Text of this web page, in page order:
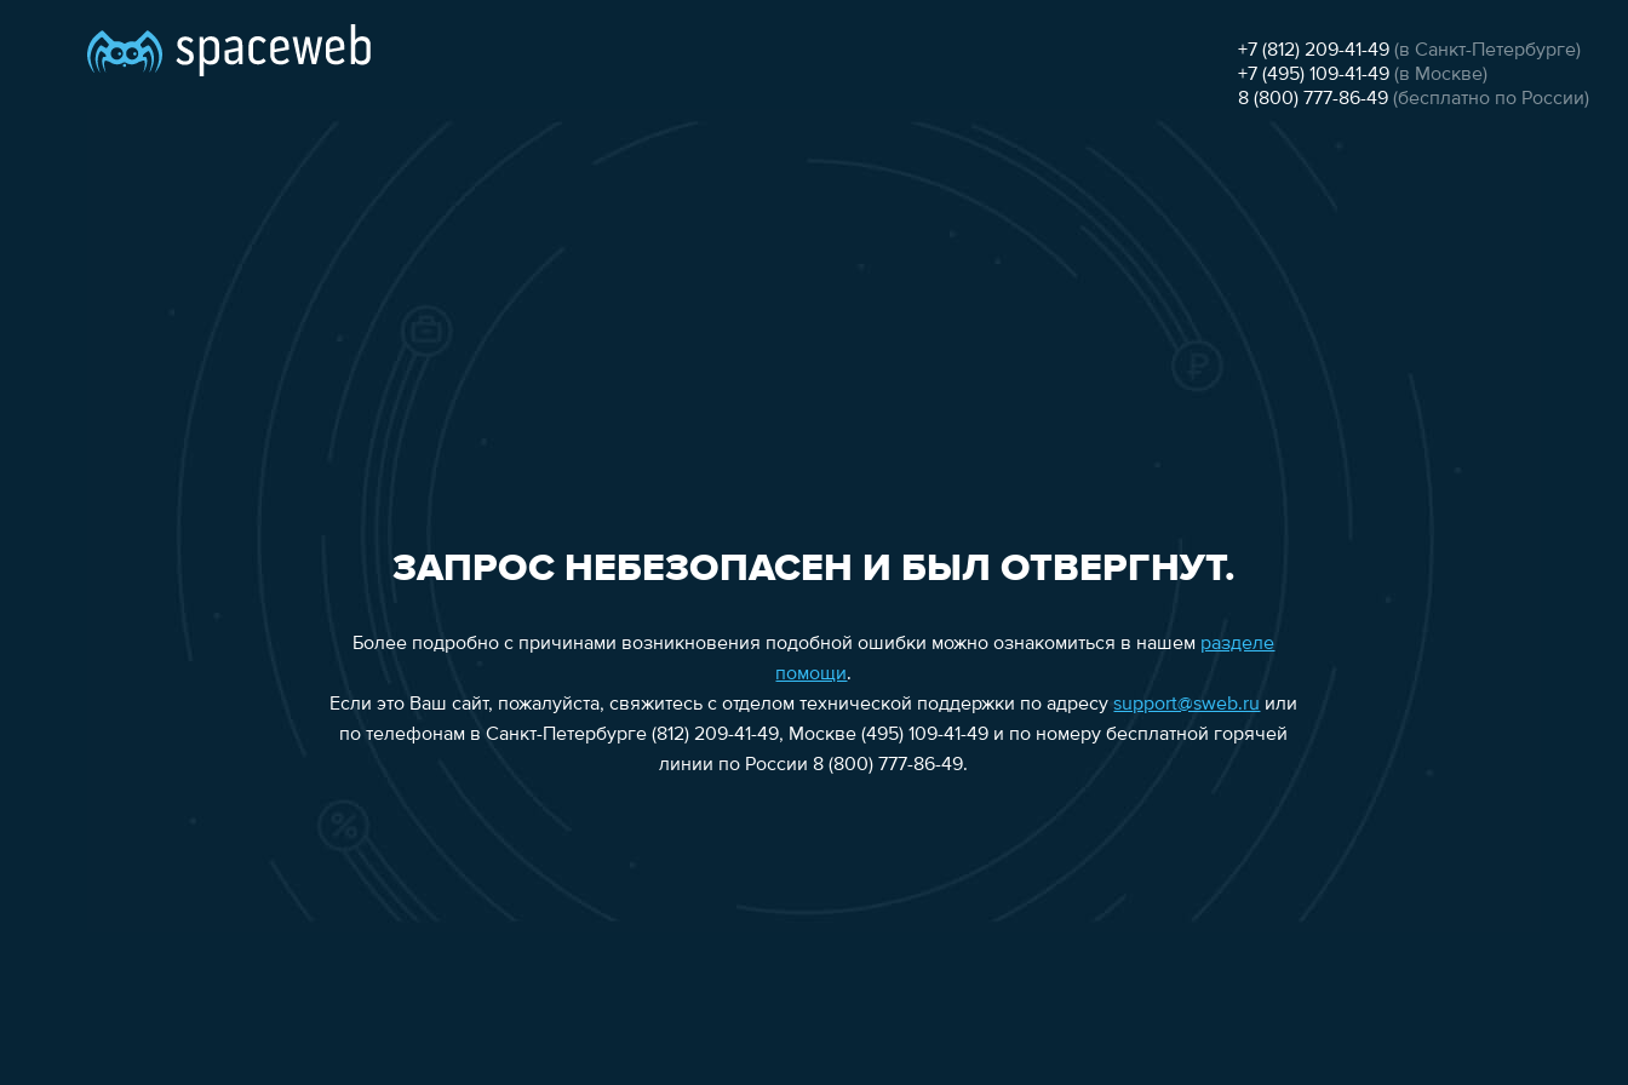
+7 (812) 209-41-49 (в Санкт-Петербурге)
+7 (495) 109-41-49 (в Москве)
8 (800) 777-86-49 (бесплатно по России)
ЗАПРОС НЕБЕЗОПАСЕН И БЫЛ ОТВЕРГНУТ.
Более подробно с причинами возникновения подобной ошибки можно ознакомиться в нашем разделе
помощи.
Если это Ваш сайт, пожалуйста, свяжитесь с отделом технической поддержки по адресуsupport@sweb.ru или
по телефонам в Санкт-Петербурге (812) 209-41-49, Москве (495) 109-41-49 и по номеру бесплатной горячей
линии по России 8 (800) 777-86-49.